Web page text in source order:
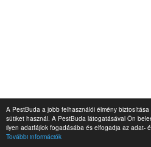
A PestBuda a jobb felhasználói élmény biztosítása
sütiket használ. A PestBuda látogatásával Ön
ilyen adatfájlok fogadásába és elfogadja az adat-
További információk